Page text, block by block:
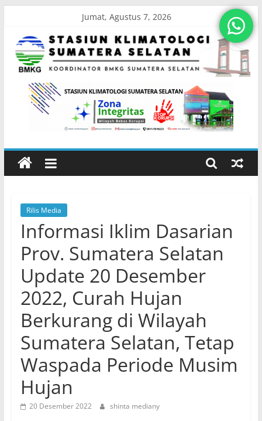
content
Jumat, Agustus 7, 2026
Stasiun
Klimatologi
Sumatera
Koordinator
BMKG
Sumatera
Selatan
Rilis Media
Informasi Iklim Dasarian
Prov. Sumatera Selatan
Update 20 Desember
2022, Curah Hujan
Berkurang di Wilayah
Sumatera Selatan, Tetap
Waspada Periode Musim
Hujan
20 Desember 2022 shinta mediany